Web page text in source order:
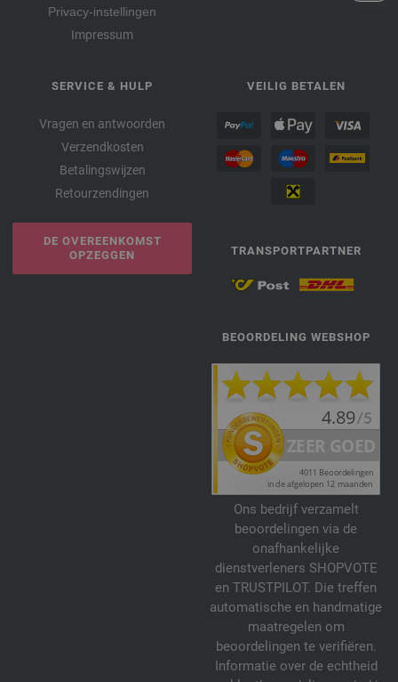
Privacy-instellingen
Impressum
SERVICE & HULP
Vragen en antwoorden
Verzendkosten
Betalingswijzen
Retourzendingen
DE OVEREENKOMST
OPZEGGEN
VEILIG BETALEN
TRANSPORTPARTNER
BEOORDELING WEBSHOP
Ons bedrijf verzamelt
beoordelingen via de
onafhankelijke
dienstverleners SHOPVOTE
en TRUSTPILOT. Die treffen
automatische en handmatige
maatregelen om
beoordelingen te verifiëren.
Informatie over de echtheid